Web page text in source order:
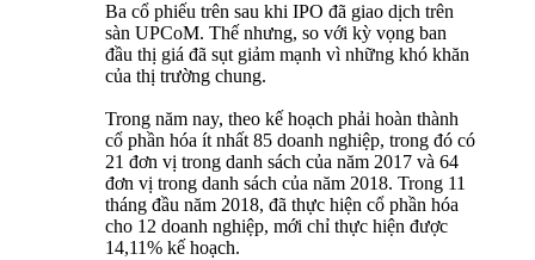
Ba cổ phiếu trên sau khi IPO đã giao dịch trên
sàn UPCoM. Thế nhưng, so với kỳ vọng ban
đầu thị giá đã sụt giảm mạnh vì những khó khăn
của thị trường chung.
Trong năm nay, theo kế hoạch phải hoàn thành
cổ phần hóa ít nhất 85 doanh nghiệp, trong đó có
21 đơn vị trong danh sách của năm 2017 và 64
đơn vị trong danh sách của năm 2018. Trong 11
tháng đầu năm 2018, đã thực hiện cổ phần hóa
cho 12 doanh nghiệp, mới chỉ thực hiện được
14,11% kế hoạch.